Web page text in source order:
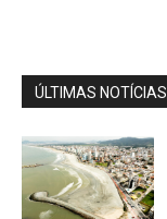
ÚLTIMAS NOTÍCIAS